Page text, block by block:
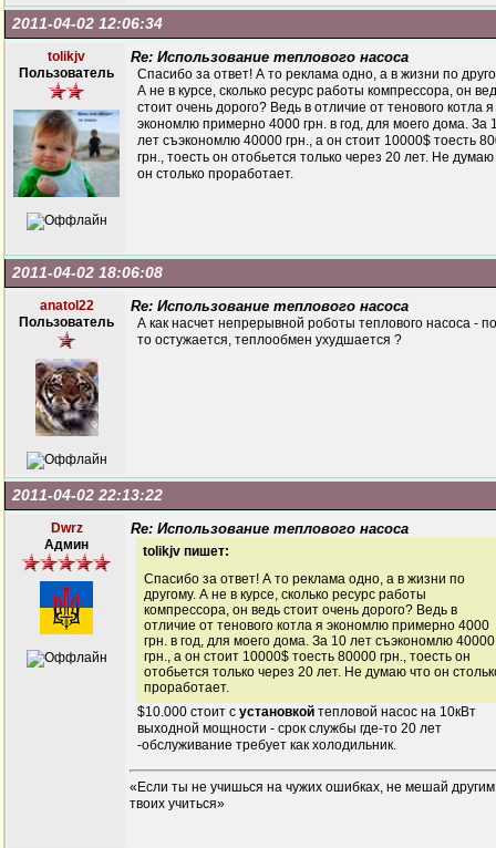
2011-04-02 12:06:34
tolikjv
Пользователь
Re: Использование теплового насоса
Спасибо за ответ! А то реклама одно, а в жизни по
А не в курсе, сколько ресурс работы компрессора, он
стоит очень дорого? Ведь в отличие от тенового котла я
экономлю примерно 4000 грн. в год, для моего дома. За
лет съэкономлю 40000 грн., а он стоит 10000$ тоесть
грн., тоесть он отобьется только через 20 лет. Не думаю
он столько проработает.
2011-04-02 18:06:08
anatol22
Пользователь
Re: Использование теплового насоса
А как насчет непрерывной роботы теплового насоса -
то остужается, теплообмен ухудшается ?
2011-04-02 22:13:22
Dwrz
Админ
Re: Использование теплового насоса
tolikjv пишет:
Спасибо за ответ! А то реклама одно, а в жизни по
другому. А не в курсе, сколько ресурс работы
компрессора, он ведь стоит очень дорого? Ведь в
отличие от тенового котла я экономлю примерно 4000
грн. в год, для моего дома. За 10 лет съэкономлю 40000
грн., а он стоит 10000$ тоесть 80000 грн., тоесть он
отобьется только через 20 лет. Не думаю что он
проработает.
$10.000 стоит с установкой тепловой насос на 10кВт
выходной мощности - срок службы где-то 20 лет
-обслуживание требует как холодильник.
«Если ты не учишься на чужих ошибках, не мешай
твоих учиться»